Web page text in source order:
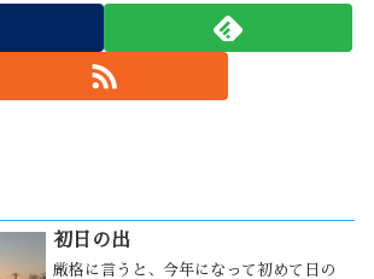
初日の出
厳格に言うと、今年になって初めて日の